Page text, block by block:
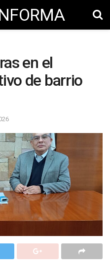
en el
de barrio